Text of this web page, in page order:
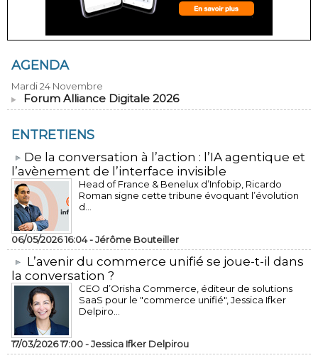
AGENDA
Mardi 24 Novembre
Forum Alliance Digitale 2026
ENTRETIENS
​De la conversation à l’action : l’IA agentique et
l’avènement de l’interface invisible
Head of France & Benelux d’Infobip, Ricardo
Roman signe cette tribune évoquant l’évolution
d...
06/05/2026 16:04 -Jérôme Bouteiller
L’avenir du commerce unifié se joue-t-il dans
la conversation ?
CEO d’Orisha Commerce, éditeur de solutions
SaaS pour le "commerce unifié", Jessica Ifker
Delpiro...
17/03/2026 17:00 -Jessica Ifker Delpirou